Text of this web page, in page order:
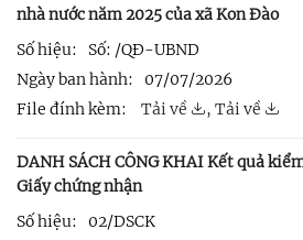
nhà nước năm 2025 của xã Kon Đào
Số hiệu:
Số: /QĐ-UBND
Ngày ban hành:
07/07/2026
File đính kèm:
Tải về , Tải về
DANH SÁCH CÔNG KHAI Kết quả
Giấy chứng nhận
Số hiệu:
02/DSCK